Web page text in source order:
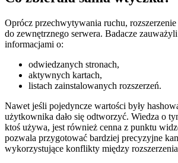
Oprócz przechwytywania ruchu, rozszerzenie
do zewnętrznego serwera. Badacze
informacjami o:
odwiedzanych stronach,
aktywnych kartach,
listach zainstalowanych rozszerzeń.
Nawet jeśli pojedyncze wartości były
użytkownika dało się odtworzyć. Wiedza o
ktoś używa, jest również cenna z punktu
pozwala przygotować bardziej precyzyjne
wykorzystujące konflikty między